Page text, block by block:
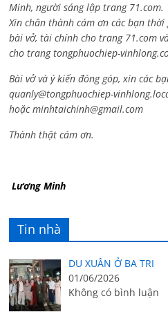
Minh, người sáng lập trang 71.com.
Xin chân thành cám ơn các bạn
bài vở, tài chính cho trang 71.com
cho trang tongphuochiep-
Bài vở và ý kiến đóng góp, xin các
quanly@tongphuochiep-
hoặcminhtaichinh@gmail.com
Thành thật cám ơn.
Lương Minh
Tin nhà
DU XUÂN Ở BA TRI
01/06/2026
Không có bình luận